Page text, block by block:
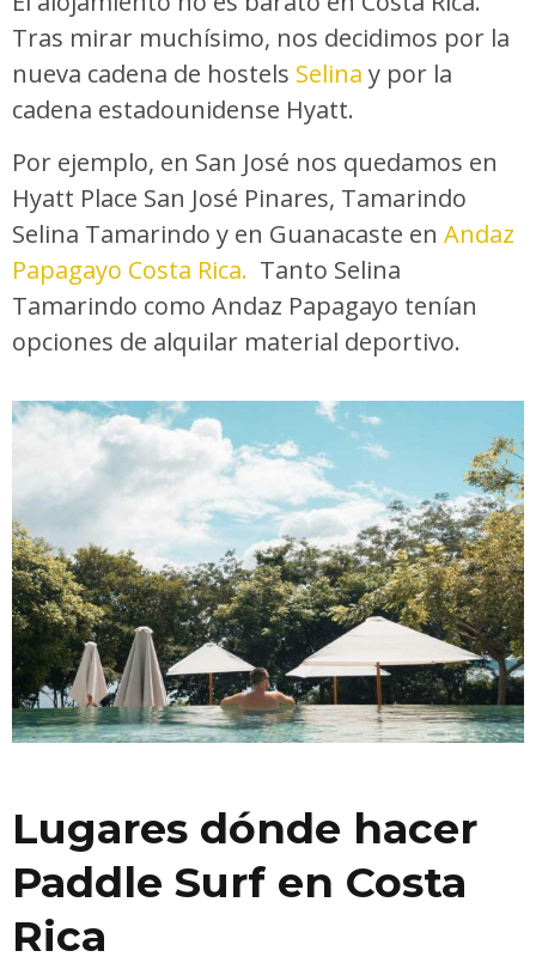
Tras mirar muchísimo, nos decidimos por la
nueva cadena de hostels Selina y por la
cadena estadounidense Hyatt.
Por ejemplo, en San José nos quedamos en
Hyatt Place San José Pinares, Tamarindo
Selina Tamarindo y en Guanacaste en Andaz
Papagayo Costa Rica. Tanto Selina
Tamarindo como Andaz Papagayo tenían
opciones de alquilar material deportivo.
Lugares dónde hacer
Paddle Surf en Costa
Rica